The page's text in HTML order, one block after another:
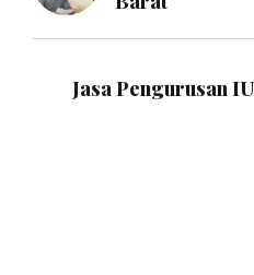
Jasa Pengurusan